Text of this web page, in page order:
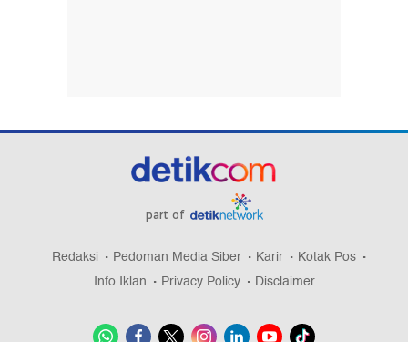
part of
Redaksi Pedoman Media Siber Karir
Kotak Pos
Info Iklan
Privacy Policy Disclaimer